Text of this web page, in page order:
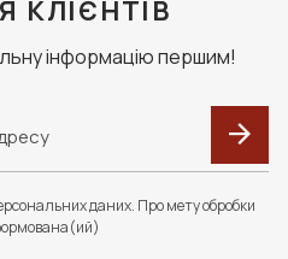
ДЛЯ ДОГЛЯДУ
РОЗПИЛЮВАЧА)
КЛІЄНТІВ
інформацію першим!
даних. Про мету обробки